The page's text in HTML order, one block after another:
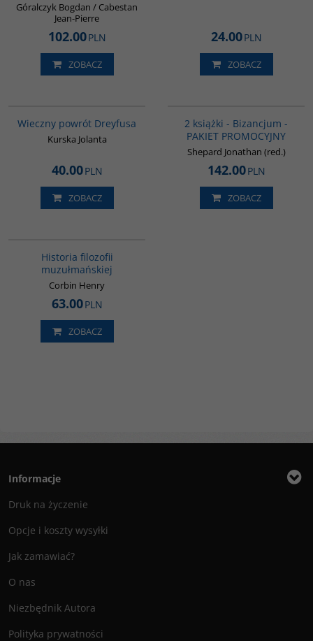
Góralczyk Bogdan / Cabestan
Jean-Pierre
102.00PLN
ZOBACZ
24.00PLN
ZOBACZ
Wieczny powrót Dreyfusa
Kurska Jolanta
40.00PLN
ZOBACZ
2 książki - Bizancjum -
PAKIET PROMOCYJNY
Shepard Jonathan (red.)
142.00PLN
ZOBACZ
Historia filozofii
muzułmańskiej
Corbin Henry
63.00PLN
ZOBACZ
Informacje
Druk na życzenie
Opcje i koszty wysyłki
Jak zamawiać?
O nas
Niezbędnik Autora
Polityka prywatności